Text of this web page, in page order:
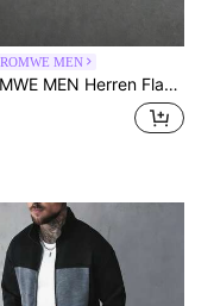
ROMWE MEN
Herren Flammenmuster Hoodie & Jogginghose Set